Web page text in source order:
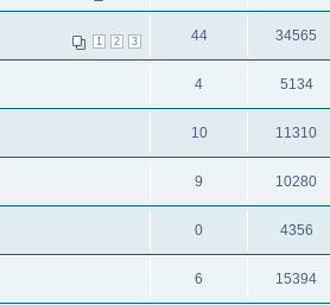
1 2 3 44 34565
4 5134
10 11310
9 10280
0 4356
6 15394